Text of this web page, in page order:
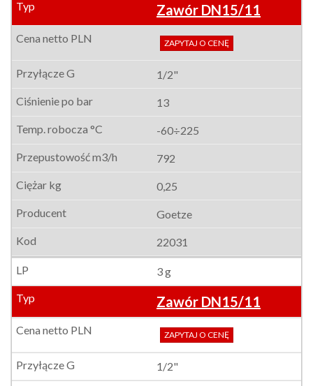
Zawór DN15/11
ZAPYTAJ O CENĘ
1/2"
13
-60÷225
792
0,25
Goetze
22031
3 g
Zawór DN15/11
ZAPYTAJ O CENĘ
1/2"